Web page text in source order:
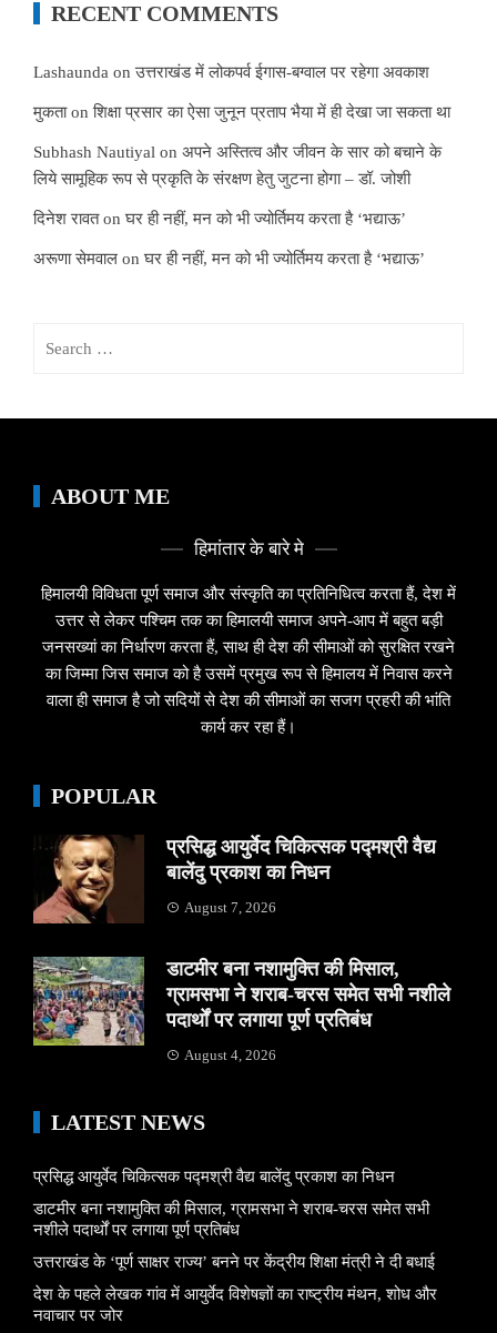
RECENT COMMENTS
Lashaunda onउत्तराखंड में लोकपर्व ईगास-बग्वाल पर रहेगा अवकाश
मुकताonशिक्षा प्रसार का ऐसा जुनून प्रताप भैया में ही देखा जा सकता था
Subhash Nautiyal on अपने अस्तित्व और जीवन के सार को बचाने के
लिये सामूहिक रूप से प्रकृति के संरक्षण हेतु जुटना होगा – डॉ. जोशी
दिनेश रावतonघर ही नहीं, मन को भी ज्योर्तिमय करता है ‘भद्याऊ’
अरूणा सेमवाल onघर ही नहीं, मन को भी ज्योर्तिमय करता है ‘भद्याऊ’
ABOUT ME
हिमांतार के बारे मे
हिमालयी विविधता पूर्ण समाज और संस्कृति का प्रतिनिधित्व करता हैं, देश में
उत्तर से लेकर पश्चिम तक का हिमालयी समाज अपने-आप में बहुत बड़ी
जनसख्यां का निर्धारण करता हैं, साथ ही देश की सीमाओं को सुरक्षित रखने
का जिम्मा जिस समाज को है उसमें प्रमुख रूप से हिमालय में निवास करने
वाला ही समाज है जो सदियों से देश की सीमाओं का सजग प्रहरी की भांति
कार्य कर रहा हैं।
POPULAR
प्रसिद्ध आयुर्वेद चिकित्सक पद्मश्री वैद्य
बालेंदु प्रकाश का निधन
August 7, 2026
डाटमीर बना नशामुक्ति की मिसाल,
ग्रामसभा ने शराब-चरस समेत सभी नशीले
पदार्थों पर लगाया पूर्ण प्रतिबंध
August 4, 2026
LATEST NEWS
प्रसिद्ध आयुर्वेद चिकित्सक पद्मश्री वैद्य बालेंदु प्रकाश का निधन
डाटमीर बना नशामुक्ति की मिसाल, ग्रामसभा ने शराब-चरस समेत सभी
नशीले पदार्थों पर लगाया पूर्ण प्रतिबंध
उत्तराखंड के ‘पूर्ण साक्षर राज्य’ बनने पर केंद्रीय शिक्षा मंत्री ने दी बधाई
देश के पहले लेखक गांव में आयुर्वेद विशेषज्ञों का राष्ट्रीय मंथन, शोध और
नवाचार पर जोर